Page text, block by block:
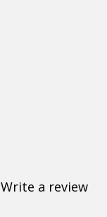
Write a review